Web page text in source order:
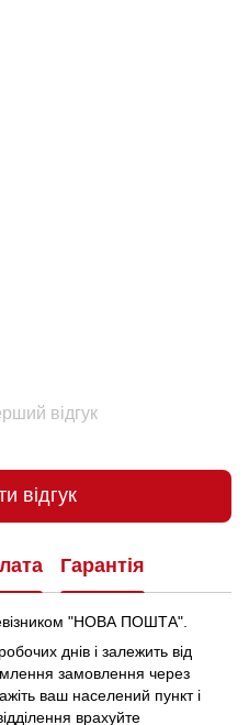
відгук
відгук
Гарантія
"НОВА ПОШТА".
днів і залежить від
замовлення через
ваш населений пункт і
врахуйте